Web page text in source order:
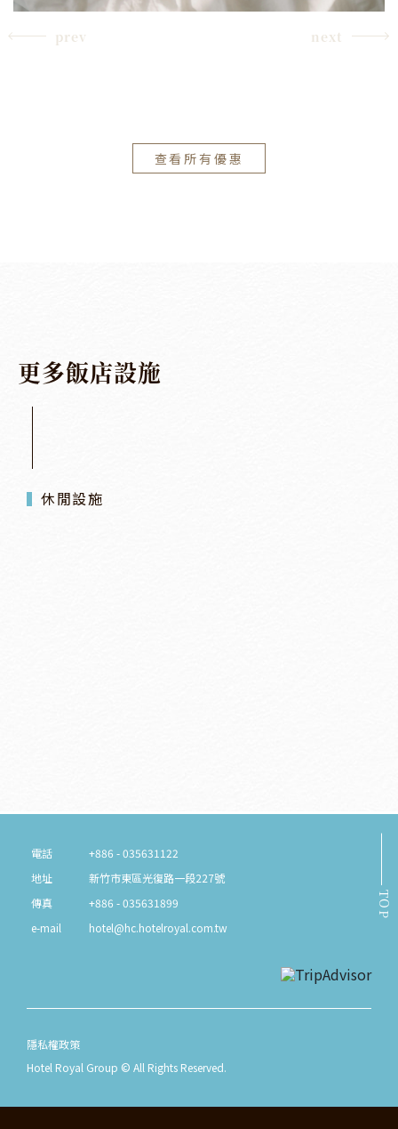
prev next
查看所有優惠
更多飯店設施
休閒設施
TOP
電話
+886 - 035631122
地址
新竹市東區光復路一段227號
傳真
+886 - 035631899
e-mail
hotel@hc.hotelroyal.com.tw
隱私權政策
Hotel Royal Group © All Rights Reserved.